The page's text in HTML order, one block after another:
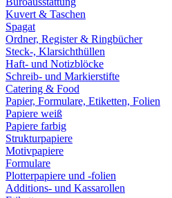
Kuvert & Taschen
Spagat
Ordner, Register & Ringbücher
Steck-, Klarsichthüllen
Haft- und Notizblöcke
Schreib- und Markierstifte
Catering & Food
Papier, Formulare, Etiketten, Folien
Papiere weiß
Papiere farbig
Strukturpapiere
Motivpapiere
Formulare
Plotterpapiere und -folien
Additions- und Kassarollen